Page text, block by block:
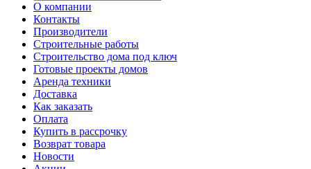
О компании
Контакты
Производители
Строительные работы
Строительство дома под ключ
Готовые проекты домов
Аренда техники
Доставка
Как заказать
Оплата
Купить в рассрочку
Возврат товара
Новости